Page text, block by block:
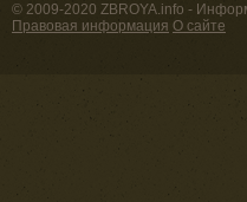
© 2009-2020 ZBROYA.info -
Правовая информация О сайте